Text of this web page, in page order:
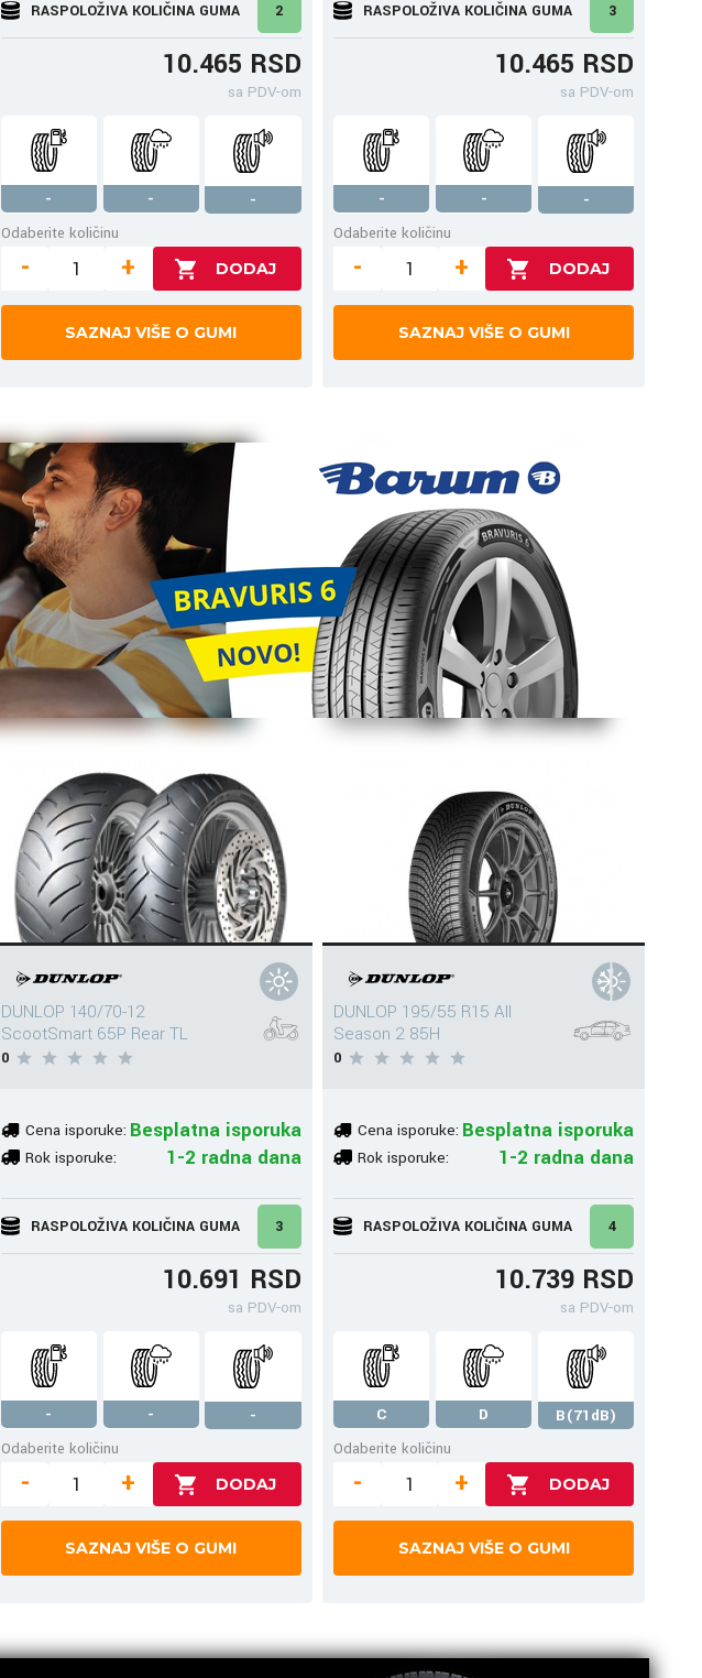
RASPOLOŽIVA KOLIČINA GUMA 2
10.465 RSD
sa PDV-om
- -
-
Odaberite količinu
- +
SAZNAJ VIŠE O GUMI
RASPOLOŽIVA KOLIČINA GUMA 3
10.465 RSD
sa PDV-om
- -
-
Odaberite količinu
- +
SAZNAJ VIŠE O GUMI
DUNLOP 140/70-12
ScootSmart 65P Rear TL
0
Cena isporuke: Besplatna isporuka
Rok isporuke: 1-2 radna dana
RASPOLOŽIVA KOLIČINA GUMA 3
10.691 RSD
sa PDV-om
- -
-
Odaberite količinu
- +
SAZNAJ VIŠE O GUMI
DUNLOP 195/55 R15 All
Season 2 85H
0
Cena isporuke: Besplatna isporuka
Rok isporuke: 1-2 radna dana
RASPOLOŽIVA KOLIČINA GUMA 4
10.739 RSD
sa PDV-om
C D
B(71dB)
Odaberite količinu
- +
SAZNAJ VIŠE O GUMI